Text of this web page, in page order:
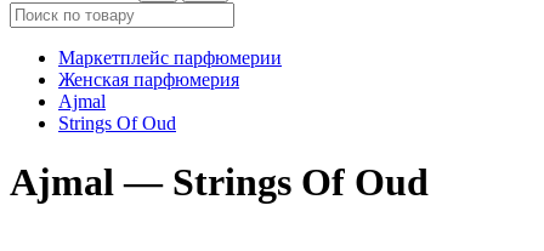
Маркетплейс парфюмерии
Женская парфюмерия
Ajmal
Strings Of Oud
Ajmal — Strings Of Oud